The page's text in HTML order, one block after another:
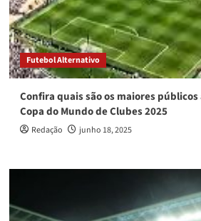
Futebol Alternativo
Confira quais são os maiores
Copa do Mundo de Clubes 2025
Redação junho 18, 2025